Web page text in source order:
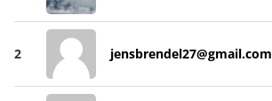
2 jensbrendel27@gmail.com